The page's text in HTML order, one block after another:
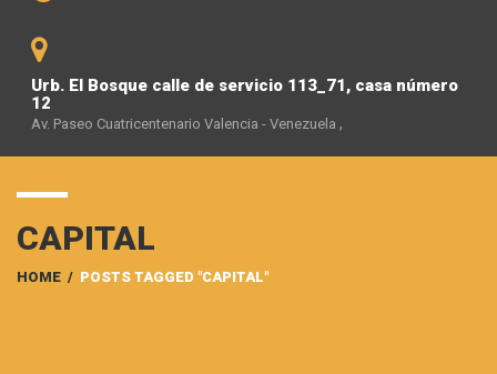
Urb. El Bosque calle de servicio 113_71, casa número
12
Av. Paseo Cuatricentenario Valencia - Venezuela ,
CAPITAL
HOME / POSTS TAGGED "CAPITAL"